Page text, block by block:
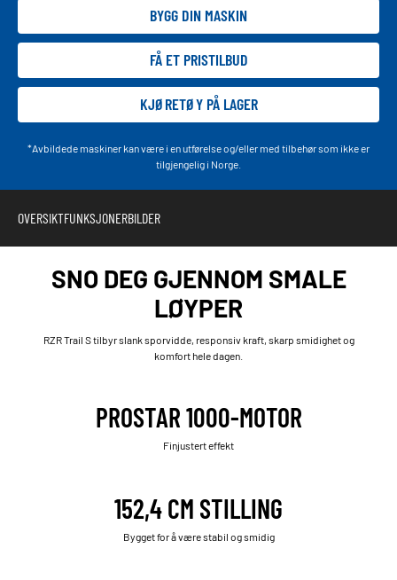
BYGG DIN MASKIN
FÅ ET PRISTILBUD
KJØRETØY PÅ LAGER
*Avbildede maskiner kan være i en utførelse og/eller med tilbehør som ikke er
tilgjengelig i Norge.
OVERSIKTFUNKSJONERBILDER
SNO DEG GJENNOM SMALE
LØYPER
RZR Trail S tilbyr slank sporvidde, responsiv kraft, skarp smidighet og
komfort hele dagen.
PROSTAR 1000-MOTOR
Finjustert effekt
152,4 CM STILLING
Bygget for å være stabil og smidig